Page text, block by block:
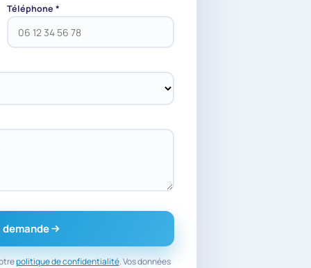
Téléphone *
demande
politique de confidentialité. Vos données